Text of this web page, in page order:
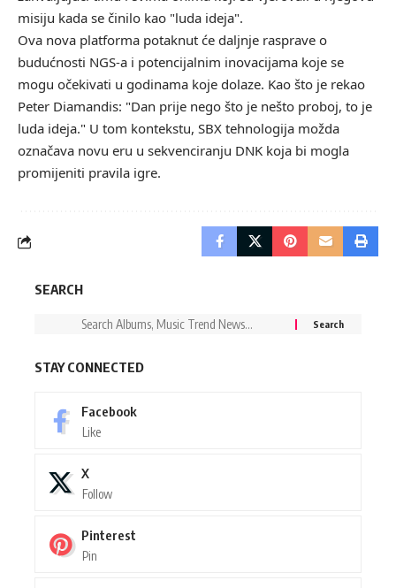
misiju kada se činilo kao "luda ideja".
Ova nova platforma potaknut će daljnje rasprave o
budućnosti NGS-a i potencijalnim inovacijama koje se
mogu očekivati u godinama koje dolaze. Kao što je rekao
Peter Diamandis: "Dan prije nego što je nešto proboj, to je
luda ideja." U tom kontekstu, SBX tehnologija možda
označava novu eru u sekvenciranju DNK koja bi mogla
promijeniti pravila igre.
SEARCH
STAY CONNECTED
Facebook
Like
X
Follow
Pinterest
Pin